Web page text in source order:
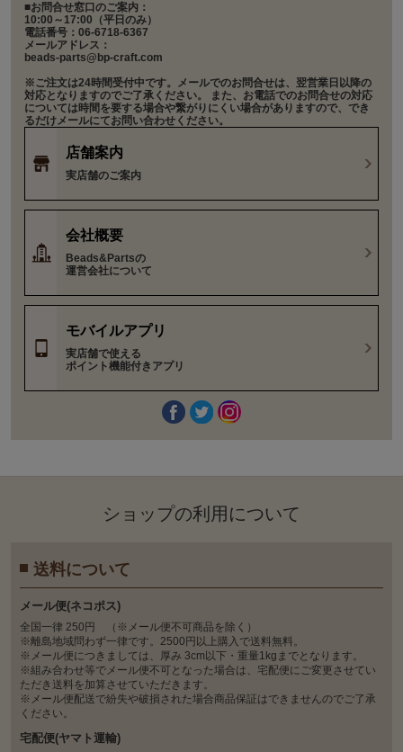
■お問合せ窓口のご案内：
10:00～17:00（平日のみ）
電話番号：06-6718-6367
メールアドレス：
beads-parts@bp-craft.com
※ご注文は24時間受付中です。メールでのお問合せは、翌営業日以降の
対応となりますのでご了承ください。 また、お電話でのお問合せの対応
については時間を要する場合や繋がりにくい場合がありますので、でき
るだけメールにてお問い合わせください。
店舗案内
実店舗のご案内
会社概要
Beads&Partsの
運営会社について
モバイルアプリ
実店舗で使える
ポイント機能付きアプリ
ショップの利⽤について
送料について
メール便(ネコポス)
全国一律 250円 （※メール便不可商品を除く）
※離島地域問わず一律です。2500円以上購入で送料無料。
※メール便につきましては、厚み 3cm以下・重量1kgまでとなります。
※組み合わせ等でメール便不可となった場合は、宅配便にご変更させてい
ただき送料を加算させていただきます。
※メール便配送で紛失や破損された場合商品保証はできませんのでご了承
ください。
宅配便(ヤマト運輸)